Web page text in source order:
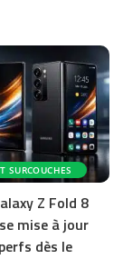
SURCOUCHES
Z Fold 8
mise à jour
dès le